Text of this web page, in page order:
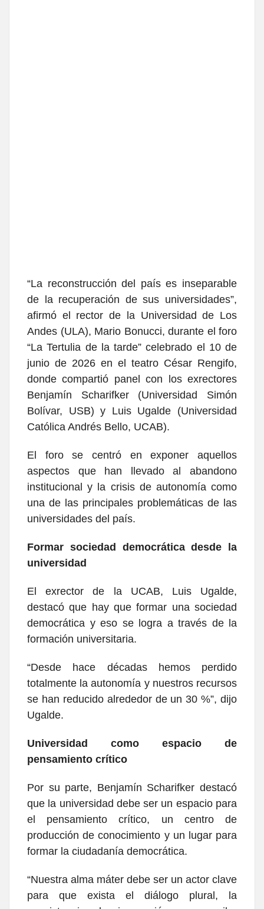
“La reconstrucción del país es inseparable
de la recuperación de sus universidades”,
afirmó el rector de la Universidad de Los
Andes (ULA), Mario Bonucci, durante el foro
“La Tertulia de la tarde” celebrado el 10 de
junio de 2026 en el teatro César Rengifo,
donde compartió panel con los exrectores
Benjamín Scharifker (Universidad Simón
Bolívar, USB) y Luis Ugalde (Universidad
Católica Andrés Bello, UCAB).
El foro se centró en exponer aquellos
aspectos que han llevado al abandono
institucional y la crisis de autonomía como
una de las principales problemáticas de las
universidades del país.
Formar sociedad democrática desde la
universidad
El exrector de la UCAB, Luis Ugalde,
destacó que hay que formar una sociedad
democrática y eso se logra a través de la
formación universitaria.
“Desde hace décadas hemos perdido
totalmente la autonomía y nuestros recursos
se han reducido alrededor de un 30 %”, dijo
Ugalde.
Universidad como espacio de
pensamiento crítico
Por su parte, Benjamín Scharifker destacó
que la universidad debe ser un espacio para
el pensamiento crítico, un centro de
producción de conocimiento y un lugar para
formar la ciudadanía democrática.
“Nuestra alma máter debe ser un actor clave
para que exista el diálogo plural, la